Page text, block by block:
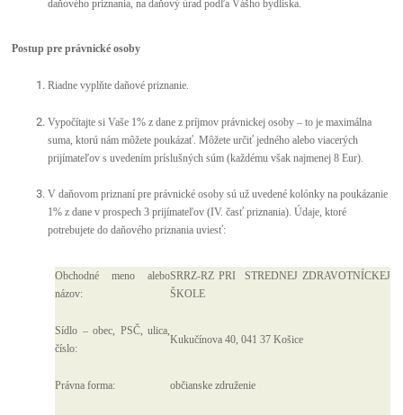
daňového priznania, na daňový úrad podľa Vášho bydliska.
Postup pre právnické osoby
Riadne vyplňte daňové priznanie.
Vypočítajte si Vaše 1% z dane z príjmov právnickej osoby – to je maximálna
suma, ktorú nám môžete poukázať. Môžete určiť jedného alebo viacerých
prijímateľov s uvedením príslušných súm (každému však najmenej 8 Eur).
V daňovom priznaní pre právnické osoby sú už uvedené kolónky na poukázanie
1% z dane v prospech 3 prijímateľov (IV. časť priznania). Údaje, ktoré
potrebujete do daňového priznania uviesť:
Obchodné meno alebo
názov:
SRRZ-RZ PRI STREDNEJ ZDRAVOTNÍCKEJ
ŠKOLE
Sídlo – obec, PSČ, ulica,
číslo:
Kukučínova 40, 041 37 Košice
Právna forma: občianske združenie